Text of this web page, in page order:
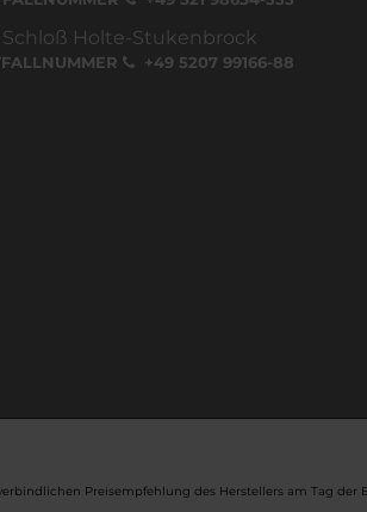
Schloß Holte-Stukenbrock
+49 5207 99166-88
Preisempfehlung des Herstellers am Tag der